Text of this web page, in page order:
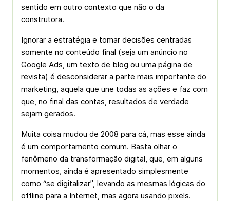
sentido em outro contexto que não o da
construtora.
Ignorar a estratégia e tomar decisões centradas
somente no conteúdo final (seja um anúncio no
Google Ads, um texto de blog ou uma página de
revista) é desconsiderar a parte mais importante do
marketing, aquela que une todas as ações e faz com
que, no final das contas, resultados de verdade
sejam gerados.
Muita coisa mudou de 2008 para cá, mas esse ainda
é um comportamento comum. Basta olhar o
fenômeno da transformação digital, que, em alguns
momentos, ainda é apresentado simplesmente
como “se digitalizar”, levando as mesmas lógicas do
offline para a Internet, mas agora usando pixels.